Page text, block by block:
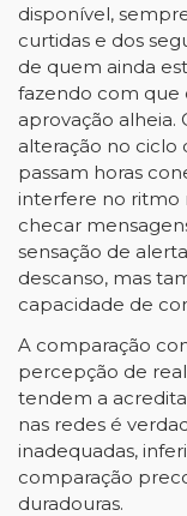
disponível,
curtidas e dos
de quem ainda
fazendo com que
aprovação
alteração no ciclo
passam horas
interfere no ritmo
checar
sensação de
descanso, mas
capacidade de
A comparação
percepção de
tendem a
nas redes é
inadequadas,
comparação
duradouras.